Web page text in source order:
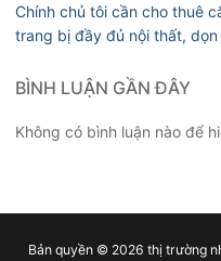
Chính chủ tôi cần cho thuê
trang bị đầy đủ nội thất,
BÌNH LUẬN GẦN ĐÂY
Không có bình luận nào để
Bản quyền © 2026 thị trường